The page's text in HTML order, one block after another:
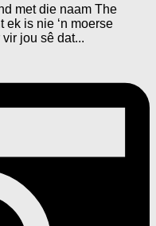
met die naam The
is nie ‘n moerse
jou sê dat...